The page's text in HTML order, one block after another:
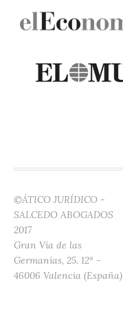
©ÁTICO JURÍDICO -
SALCEDO ABOGADOS
2017
Gran Vía de las
Germanías, 25. 12ª -
46006 Valencia (España)